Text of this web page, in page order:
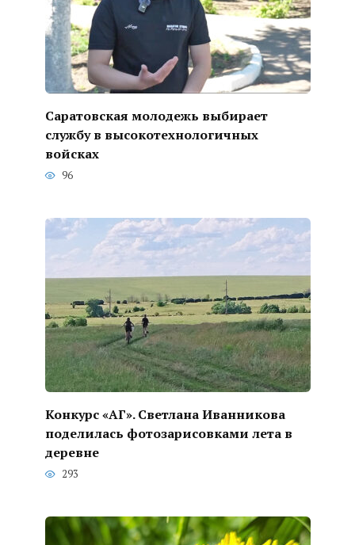
Саратовская молодежь выбирает
службу в высокотехнологичных
войсках
96
Конкурс «АГ». Светлана Иванникова
поделилась фотозарисовками лета в
деревне
293